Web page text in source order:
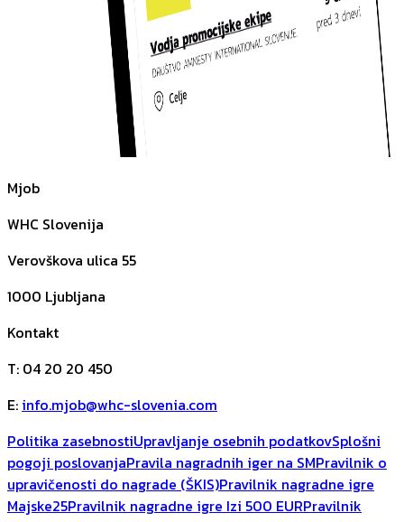
Mjob
WHC Slovenija
Verovškova ulica 55
1000 Ljubljana
Kontakt
T: 04 20 20 450
E: info.mjob@whc-slovenia.com
Politika zasebnostiUpravljanje osebnih podatkovSplošni
pogoji poslovanjaPravila nagradnih iger na SMPravilnik o
upravičenosti do nagrade (ŠKIS)Pravilnik nagradne igre
Majske25Pravilnik nagradne igre Izi 500 EURPravilnik